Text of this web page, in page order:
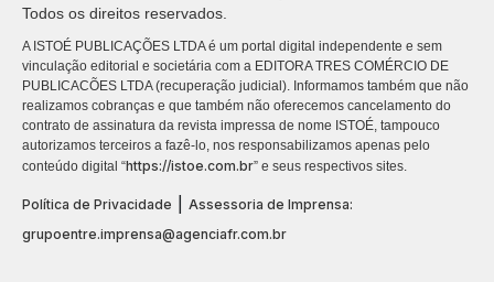
Todos os direitos reservados.
A ISTOÉ PUBLICAÇÕES LTDA é um portal digital independente e sem
vinculação editorial e societária com a EDITORA TRES COMÉRCIO DE
PUBLICACÕES LTDA (recuperação judicial). Informamos também que não
realizamos cobranças e que também não oferecemos cancelamento do
contrato de assinatura da revista impressa de nome ISTOÉ, tampouco
autorizamos terceiros a fazê-lo, nos responsabilizamos apenas pelo
conteúdo digital “https://istoe.com.br” e seus respectivos sites.
Política de Privacidade
Assessoria de Imprensa:
grupoentre.imprensa@agenciafr.com.br